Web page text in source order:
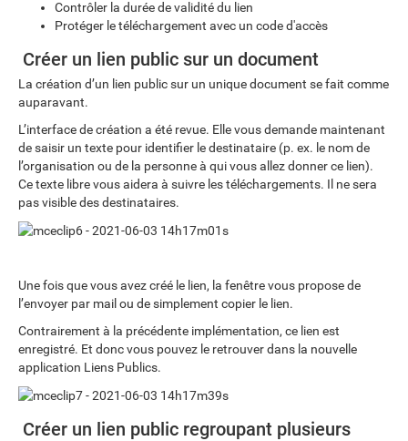
Contrôler la durée de validité du lien
Protéger le téléchargement avec un code d'accès
Créer un lien public sur un document
La création d’un lien public sur un unique document se fait comme
auparavant.
L’interface de création a été revue. Elle vous demande maintenant
de saisir un texte pour identifier le destinataire (p. ex. le nom de
l’organisation ou de la personne à qui vous allez donner ce lien).
Ce texte libre vous aidera à suivre les téléchargements. Il ne sera
pas visible des destinataires.
Une fois que vous avez créé le lien, la fenêtre vous propose de
l’envoyer par mail ou de simplement copier le lien.
Contrairement à la précédente implémentation, ce lien est
enregistré. Et donc vous pouvez le retrouver dans la nouvelle
application Liens Publics.
Créer un lien public regroupant plusieurs